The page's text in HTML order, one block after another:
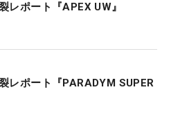
レポート『APEX UW』
レポート『PARADYM SUPER